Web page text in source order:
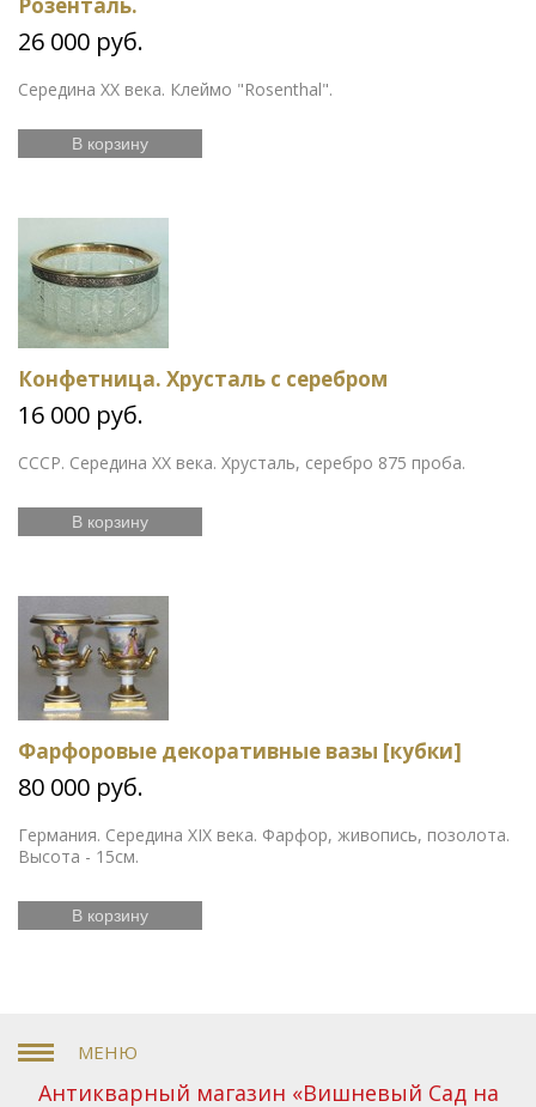
26 000 руб.
Середина XX века. Клеймо "Rosenthal".
В корзину
Конфетница. Хрусталь с серебром
16 000 руб.
СССР. Середина XX века. Хрусталь, серебро 875 проба.
В корзину
Фарфоровые декоративные вазы [кубки]
80 000 руб.
Германия. Середина XIX века. Фарфор, живопись, позолота.
Высота - 15см.
В корзину
Антикварный магазин «Вишневый Сад на